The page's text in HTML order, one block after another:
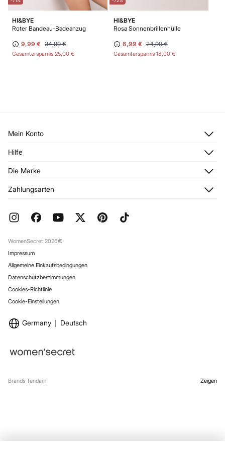
HI&BYE
Roter Bandeau-Badeanzug
9,99 € 34,99 €
Gesamtersparnis 25,00 €
HI&BYE
Rosa Sonnenbrillenhülle
6,99 € 24,99 €
Gesamtersparnis 18,00 €
Mein Konto
Meine Adressen
Hilfe
Aktuelle Rabattaktionen
Geschenkverpackung
Die Marke
Franchise
Jobangebote
Zahlungsarten
WomenSecret 2026©
Impressum
Allgemeine Einkaufsbedingungen
Datenschutzbestimmungen
Cookies-Richtlinie
Cookie-Einstellungen
Germany Deutsch
Brands Tendam Zeigen